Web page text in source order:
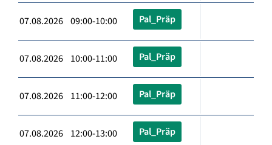
07.08.2026 09:00-10:00 Pal_Präp
07.08.2026 10:00-11:00 Pal_Präp
07.08.2026 11:00-12:00 Pal_Präp
07.08.2026 12:00-13:00 Pal_Präp